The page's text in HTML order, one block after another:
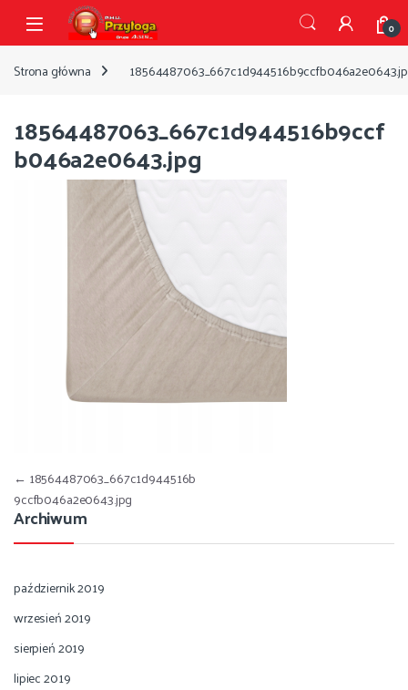
Przejdź do nawigacji
Przejdź do treści
Open 0
Strona główna
18564487063_667c1d944516b9ccf
b046a2e0643.jpg
Nawigacja wpisu
← 18564487063_667c1d944516b
9ccfb046a2e0643.jpg
Archiwum
październik 2019
wrzesień 2019
sierpień 2019
lipiec 2019